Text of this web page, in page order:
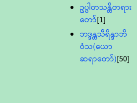
ဥပ္ပါတသန္တိတရား
တော်[1]
ဘဒ္ဒန္တသီရိန္ဒာဘိ
ဝံသ(ယော
ဆရာတော်)[50]